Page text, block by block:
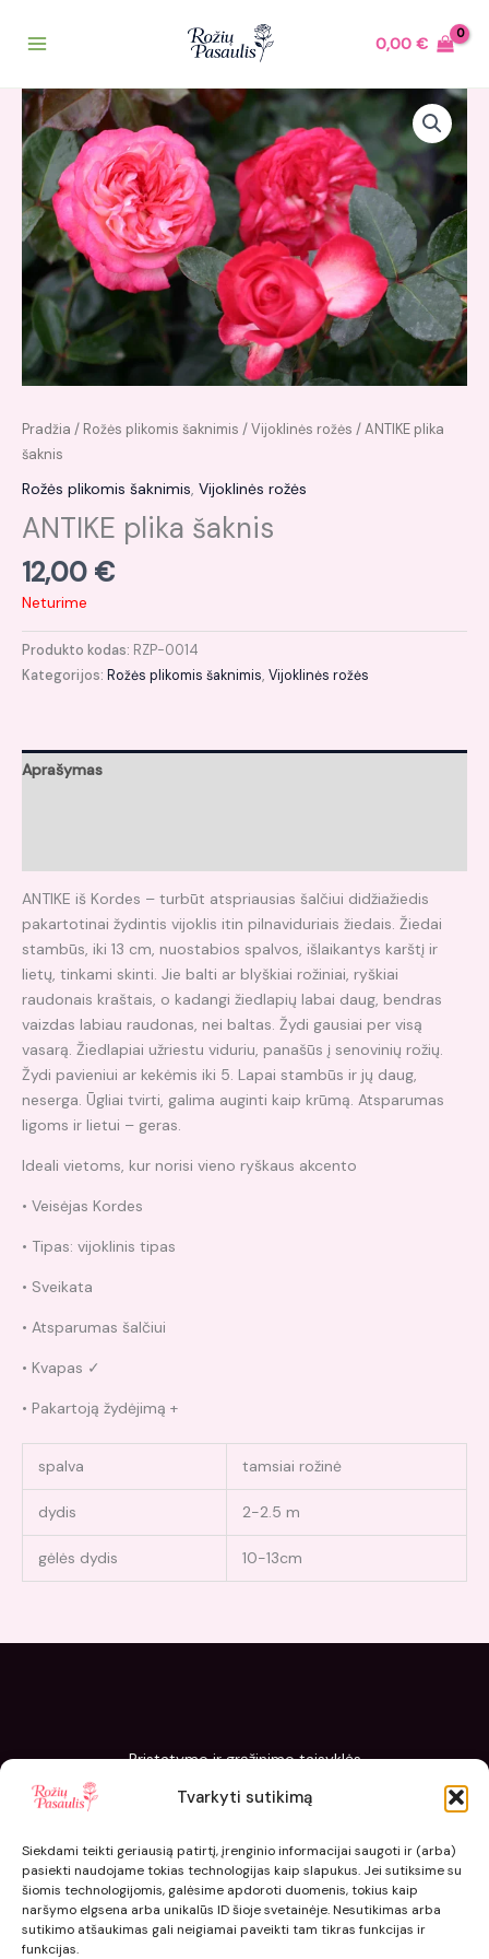
Tvarkyti sutikimą
Siekdami teikti geriausią patirtį, įrenginio informacijai saugoti ir (arba)
pasiekti naudojame tokias technologijas kaip slapukus. Jei sutiksime su
šiomis technologijomis, galėsime apdoroti duomenis, tokius kaip
naršymo elgsena arba unikalūs ID šioje svetainėje. Nesutikimas arba
sutikimo atšaukimas gali neigiamai paveikti tam tikras funkcijas ir
funkcijas.
0,00€
Pradžia / Rožės plikomis šaknimis /Vijoklinės rožės / ANTIKE plika
šaknis
Rožės plikomis šaknimis, Vijoklinės rožės
ANTIKE plika šaknis
12,00 €
Neturime
Produkto kodas: RZP-0014
Kategorijos: Rožės plikomis šaknimis, Vijoklinės rožės
Aprašymas
ANTIKE iš Kordes – turbūt atspriausias šalčiui didžiažiedis
pakartotinai žydintis vijoklis itin pilnaviduriais žiedais. Žiedai
stambūs, iki 13 cm, nuostabios spalvos, išlaikantys karštį ir
lietų, tinkami skinti. Jie balti ar blyškiai rožiniai, ryškiai
raudonais kraštais, o kadangi žiedlapių labai daug, bendras
vaizdas labiau raudonas, nei baltas. Žydi gausiai per visą
vasarą. Žiedlapiai užriestu viduriu, panašūs į senovinių rožių.
Žydi pavieniui ar kekėmis iki 5. Lapai stambūs ir jų daug,
neserga. Ūgliai tvirti, galima auginti kaip krūmą. Atsparumas
ligoms ir lietui – geras.
Ideali vietoms, kur norisi vieno ryškaus akcento
• Veisėjas Kordes
• Tipas: vijoklinis tipas
• Sveikata
• Atsparumas šalčiui
• Kvapas ✓
• Pakartoją žydėjimą +
spalva tamsiai rožinė
dydis 2-2.5 m
gėlės dydis 10-13cm
Pristatymo ir grąžinimo taisyklės
Slapukų politika